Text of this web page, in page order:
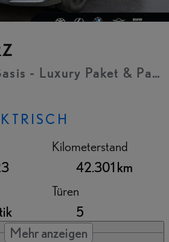
- Luxury Paket &
Kilometerstand
42.301 km
Türen
5
Mehr anzeigen